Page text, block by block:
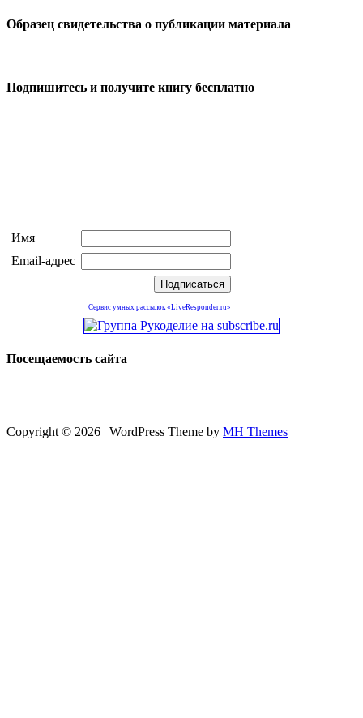
Образец свидетельства о публикации материала
Подпишитесь и получите книгу бесплатно
Имя
Email-адрес
Сервис умных рассылок «LiveResponder.ru»
Посещаемость сайта
Copyright © 2026 | WordPress Theme by MH Themes